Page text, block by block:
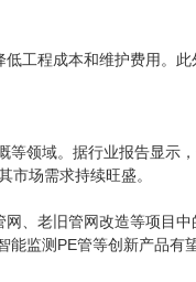
工程成本和维护费用。
领域。据行业报告显示
其市场需求持续旺盛。
老旧管网改造等项目中
能监测PE管等创新产品有